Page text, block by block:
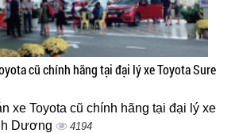
cũ chính hãng tại đại lý xe Toyota Sure
xe Toyota cũ chính hãng tại đại lý xe
Dương
4194